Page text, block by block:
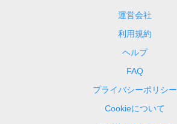
運営会社
利用規約
ヘルプ
FAQ
プライバシーポリシー
Cookieについて